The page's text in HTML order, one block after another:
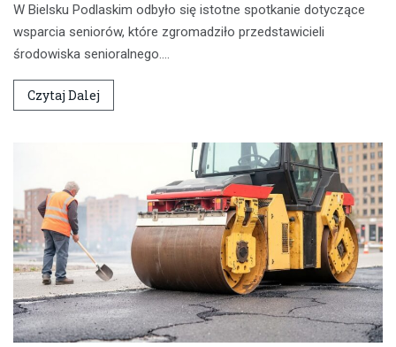
W Bielsku Podlaskim odbyło się istotne spotkanie dotyczące
wsparcia seniorów, które zgromadziło przedstawicieli
środowiska senioralnego.…
Czytaj Dalej